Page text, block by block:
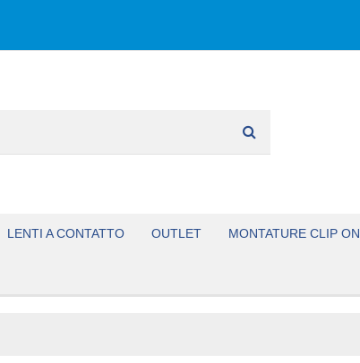
LENTI A CONTATTO OUTLET MONTATURE CLIP ON